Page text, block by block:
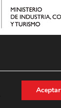
Aceptar